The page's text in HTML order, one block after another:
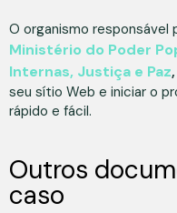
O organismo
Ministério do Poder
Internas, Justiça e Paz,
seu sítio Web e iniciar o
rápido e fácil.
Outros
caso